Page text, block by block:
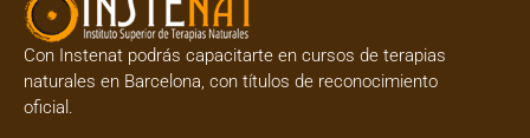
Con Instenat podrás capacitarte en cursos de terapias
naturales en Barcelona, con títulos de reconocimiento
oficial.